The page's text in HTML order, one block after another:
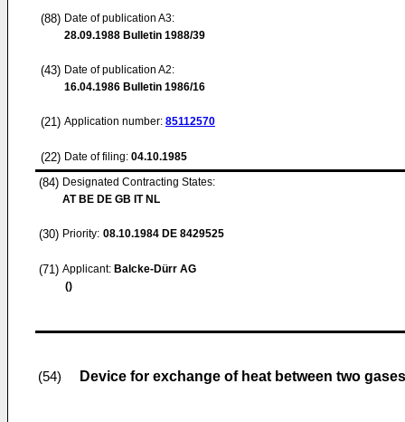
(88) Date of publication A3:
28.09.1988 Bulletin 1988/39
(43) Date of publication A2:
16.04.1986 Bulletin 1986/16
(21) Application number: 85112570
(22) Date of filing: 04.10.1985
(84) Designated Contracting States:
AT BE DE GB IT NL
(30) Priority: 08.10.1984 DE 8429525
(71) Applicant: Balcke-Dürr AG
()
(54) Device for exchange of heat between two